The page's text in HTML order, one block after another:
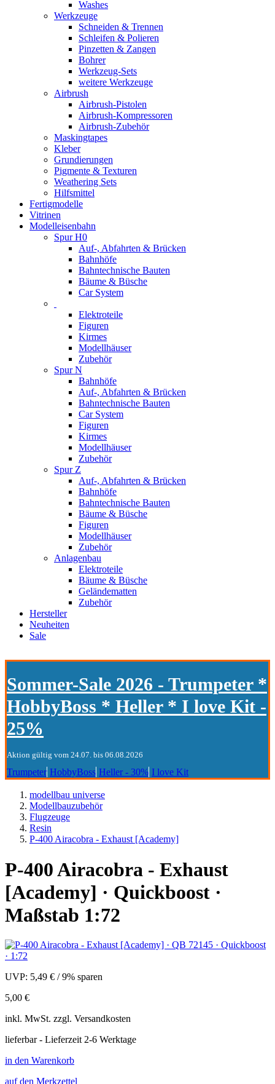
Washes
Werkzeuge
Schneiden & Trennen
Schleifen & Polieren
Pinzetten & Zangen
Bohrer
Werkzeug-Sets
weitere Werkzeuge
Airbrush
Airbrush-Pistolen
Airbrush-Kompressoren
Airbrush-Zubehör
Maskingtapes
Kleber
Grundierungen
Pigmente & Texturen
Weathering Sets
Hilfsmittel
Fertigmodelle
Vitrinen
Modelleisenbahn
Spur H0
Auf-, Abfahrten & Brücken
Bahnhöfe
Bahntechnische Bauten
Bäume & Büsche
Car System
Elektroteile
Figuren
Kirmes
Modellhäuser
Zubehör
Spur N
Bahnhöfe
Auf-, Abfahrten & Brücken
Bahntechnische Bauten
Car System
Figuren
Kirmes
Modellhäuser
Zubehör
Spur Z
Auf-, Abfahrten & Brücken
Bahnhöfe
Bahntechnische Bauten
Bäume & Büsche
Figuren
Modellhäuser
Zubehör
Anlagenbau
Elektroteile
Bäume & Büsche
Geländematten
Zubehör
Hersteller
Neuheiten
Sale
Sommer-Sale 2026 - Trumpeter *
HobbyBoss * Heller * I love Kit -
25%
Aktion gültig vom 24.07. bis 06.08.2026
Trumpeter HobbyBoss Heller - 30% I love Kit
modellbau universe
Modellbauzubehör
Flugzeuge
Resin
P-400 Airacobra - Exhaust [Academy]
P-400 Airacobra - Exhaust
[Academy] · Quickboost ·
Maßstab 1:72
UVP: 5,49 € /9% sparen
5,00 €
inkl. MwSt. zzgl. Versandkosten
lieferbar - Lieferzeit 2-6 Werktage
in den Warenkorb
auf den Merkzettel